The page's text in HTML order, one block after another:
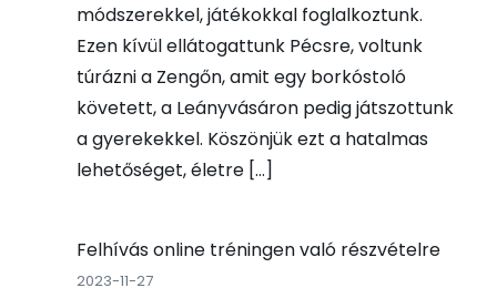
módszerekkel, játékokkal foglalkoztunk.
Ezen kívül ellátogattunk Pécsre, voltunk
túrázni a Zengőn, amit egy borkóstoló
követett, a Leányvásáron pedig játszottunk
a gyerekekkel. Köszönjük ezt a hatalmas
lehetőséget, életre […]
Felhívás online tréningen való részvételre
2023-11-27